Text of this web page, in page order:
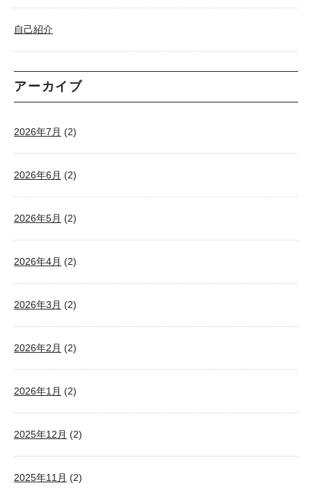
自己紹介
アーカイブ
2026年7月 (2)
2026年6月 (2)
2026年5月 (2)
2026年4月 (2)
2026年3月 (2)
2026年2月 (2)
2026年1月 (2)
2025年12月 (2)
2025年11月 (2)